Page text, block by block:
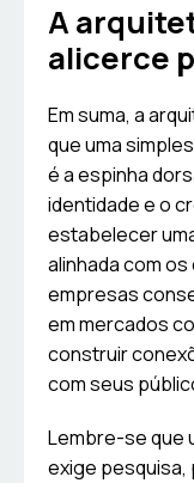
A
alicerce
Em suma, a
que uma
é a espinha
identidade e o
estabelecer
alinhada com
empresas
em mercados
construir
com seus
Lembre-se que
exige pesquisa,